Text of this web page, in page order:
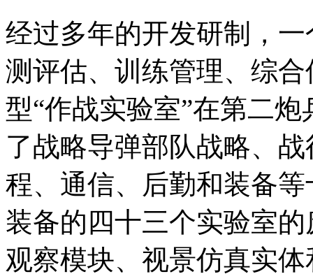
经过多年的开发研制，
测评估、训练管理、综
型“作战实验室”在第二
了战略导弹部队战略、
程、通信、后勤和装备
装备的四十三个实验室
观察模块、视景仿真实